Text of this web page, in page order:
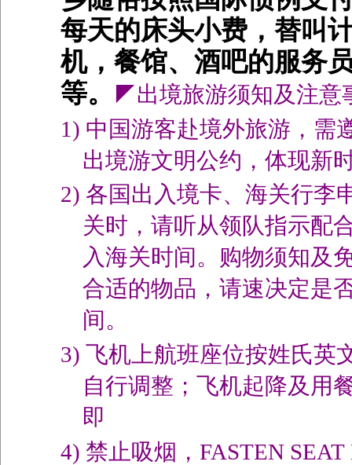
每天的床头小费，替叫
机，餐馆、酒吧的服务
等。
◤出境旅游须知及注
1) 中国游客赴境外旅游，需
出境游文明公约，体现新
2) 各国出入境卡、海关行李
关时，请听从领队指示配
入海关时间。购物须知及
合适的物品，请速决定是
间。
3) 飞机上航班座位按姓氏英
自行调整；飞机起降及用
即
4) 禁止吸烟， FASTEN